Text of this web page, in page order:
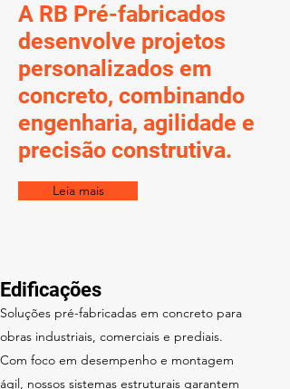
A RB Pré-fabricados
desenvolve projetos
personalizados em
concreto, combinando
engenharia, agilidade e
precisão construtiva.
Leia mais
Edificações
Soluções pré-fabricadas em concreto para
obras industriais, comerciais e prediais.
Com foco em desempenho e montagem
ágil, nossos sistemas estruturais garantem